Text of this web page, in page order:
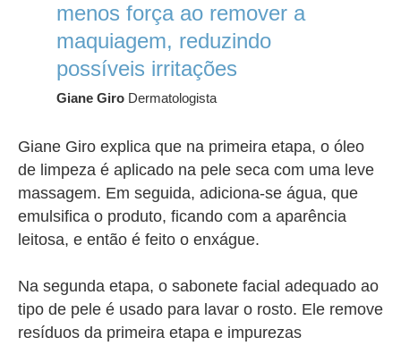
menos força ao remover a
maquiagem, reduzindo
possíveis irritações
Giane Giro Dermatologista
Giane Giro explica que na primeira etapa, o óleo
de limpeza é aplicado na pele seca com uma leve
massagem. Em seguida, adiciona-se água, que
emulsifica o produto, ficando com a aparência
leitosa, e então é feito o enxágue.
Na segunda etapa, o sabonete facial adequado ao
tipo de pele é usado para lavar o rosto. Ele remove
resíduos da primeira etapa e impurezas